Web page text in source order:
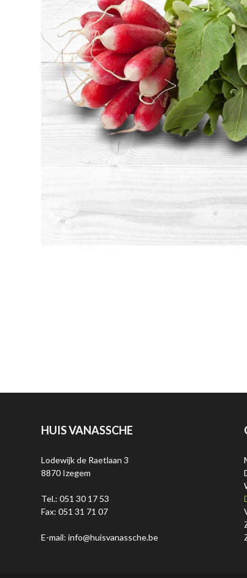
HUIS VANASSCHE
Lodewijk de Raetlaan 3
8870 Izegem
Tel.: 051 30 17 53
Fax: 051 31 71 07
E-mail: info@huisvanassche.be